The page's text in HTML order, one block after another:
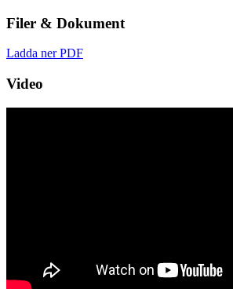
Filer & Dokument
Ladda ner PDF
Video